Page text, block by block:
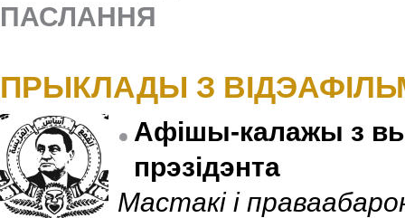
ПАСЛАННЯ
ПРЫКЛАДЫ З
Афішы-калажы з
прэзідэнта
Мастакі і